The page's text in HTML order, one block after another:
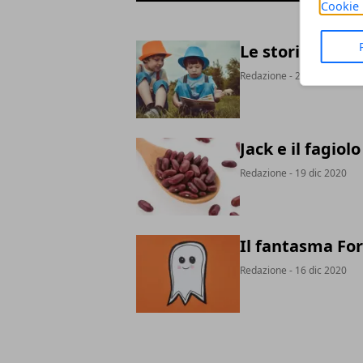
Cookie
Le storie per
Redazione - 24 ott 2024
Jack e il
Redazione - 19 dic 2020
Il fantasma
Redazione - 16 dic 2020